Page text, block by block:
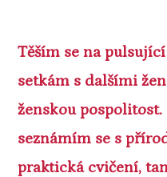
Těším se na
setkám s dalšími
ženskou
seznámím se s
praktická cvičení,